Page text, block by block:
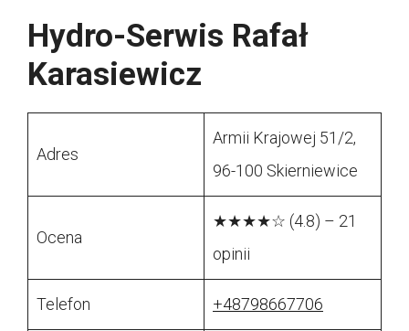
Hydro-Serwis Rafał
Karasiewicz
Adres
Armii Krajowej 51/2,
96-100 Skierniewice
Ocena
★★★★☆ (4.8) – 21
opinii
Telefon +48798667706